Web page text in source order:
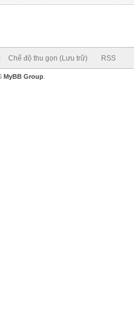
Chế độ thu gọn (Lưu trữ) RSS
MyBB Group.